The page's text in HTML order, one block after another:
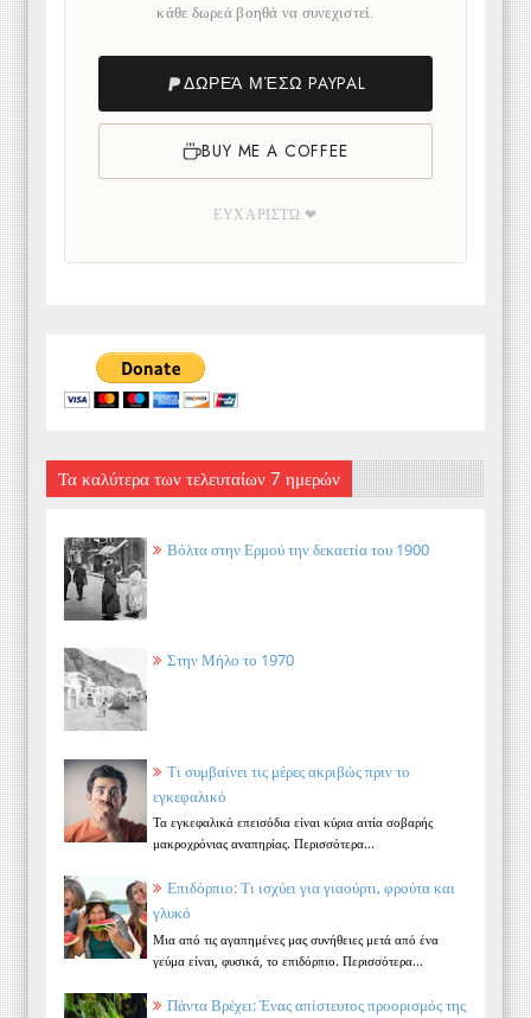
κάθε δωρεά βοηθά να συνεχιστεί.
ΔΩΡΕΆ ΜΈΣΩ PAYPAL
BUY ME A COFFEE
ΕΥΧΑΡΙΣΤΏ ❤
Τα καλύτερα των τελευταίων 7 ημερών
Βόλτα στην Ερμού την δεκαετία του 1900
Στην Μήλο το 1970
Τι συμβαίνει τις μέρες ακριβώς πριν το
εγκεφαλικό
Τα εγκεφαλικά επεισόδια είναι κύρια αιτία σοβαρής
μακροχρόνιας αναπηρίας. Περισσότερα...
Επιδόρπιο: Τι ισχύει για γιαούρτι, φρούτα και
γλυκό
Μια από τις αγαπημένες μας συνήθειες μετά από ένα
γεύμα είναι, φυσικά, το επιδόρπιο. Περισσότερα...
Πάντα Βρέχει: Ένας απίστευτος προορισμός της